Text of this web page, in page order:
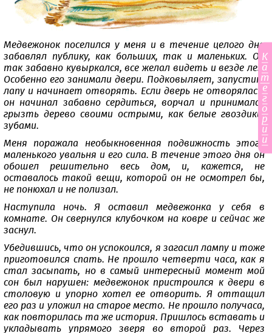
Медвежонок поселился у меня и в течение целого дня
забавлял публику, как больших, так и маленьких. Он
так забавно кувыркался, все желал видеть и везде лез.
Особенно его занимали двери. Подковыляет, запустит
лапу и начинает отворять. Если дверь не отворялась,
он начинал забавно сердиться, ворчал и принимался
грызть дерево своими острыми, как белые гвоздики,
зубами.
Меня поражала необыкновенная подвижность этого
маленького увальня и его сила. В течение этого дня он
обошел решительно весь дом, и, кажется, не
оставалось такой вещи, которой он не осмотрел бы,
не понюхал и не полизал.
Наступила ночь. Я оставил медвежонка у себя в
комнате. Он свернулся клубочком на ковре и сейчас же
заснул.
Убедившись, что он успокоился, я загасил лампу и тоже
приготовился спать. Не прошло четверти часа, как я
стал засыпать, но в самый интересный момент мой
сон был нарушен: медвежонок пристроился к двери в
столовую и упорно хотел ее отворить. Я оттащил
его раз и уложил на старое место. Не прошло получаса,
как повторилась та же история. Пришлось вставать и
укладывать упрямого зверя во второй раз. Через
К
а
т
е
г
о
р
и
и